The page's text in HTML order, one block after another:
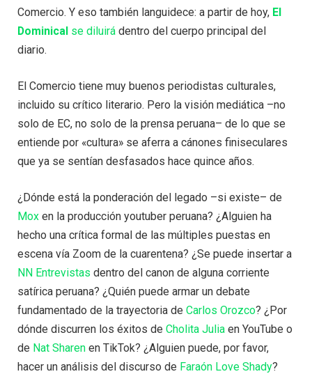
Comercio. Y eso también languidece: a partir de hoy, El
Dominical se diluirá dentro del cuerpo principal del
diario.
El Comercio tiene muy buenos periodistas culturales,
incluido su crítico literario. Pero la visión mediática –no
solo de EC, no solo de la prensa peruana– de lo que se
entiende por «cultura» se aferra a cánones finiseculares
que ya se sentían desfasados hace quince años.
¿Dónde está la ponderación del legado –si existe– de
Mox en la producción youtuber peruana? ¿Alguien ha
hecho una crítica formal de las múltiples puestas en
escena vía Zoom de la cuarentena? ¿Se puede insertar a
NN Entrevistas dentro del canon de alguna corriente
satírica peruana? ¿Quién puede armar un debate
fundamentado de la trayectoria de Carlos Orozco? ¿Por
dónde discurren los éxitos de Cholita Julia en YouTube o
de Nat Sharen en TikTok? ¿Alguien puede, por favor,
hacer un análisis del discurso de Faraón Love Shady?